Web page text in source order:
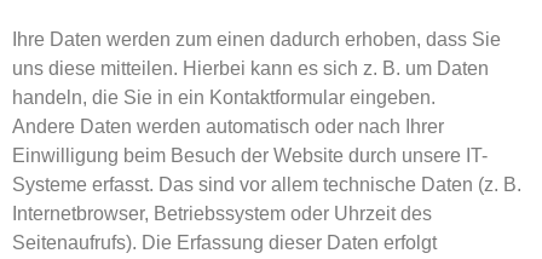
Ihre Daten werden zum einen dadurch erhoben, dass Sie
uns diese mitteilen. Hierbei kann es sich z. B. um Daten
handeln, die Sie in ein Kontaktformular eingeben.
Andere Daten werden automatisch oder nach Ihrer
Einwilligung beim Besuch der Website durch unsere IT-
Systeme erfasst. Das sind vor allem technische Daten (z. B.
Internetbrowser, Betriebssystem oder Uhrzeit des
Seitenaufrufs). Die Erfassung dieser Daten erfolgt